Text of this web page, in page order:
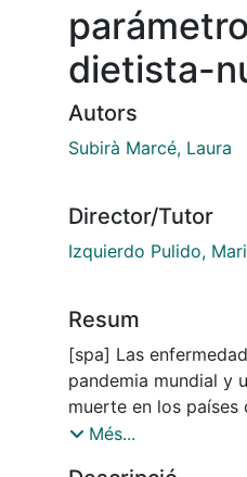
dietista-
Autors
Subirà Marcé, Laura
Director/Tutor
Izquierdo Pulido,
Resum
[spa] Las
pandemia mundial y
muerte en los
conocer los hábitos
Més...